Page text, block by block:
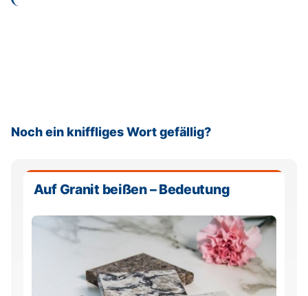
Noch ein kniffliges Wort gefällig?
Auf Granit beißen – Bedeutung